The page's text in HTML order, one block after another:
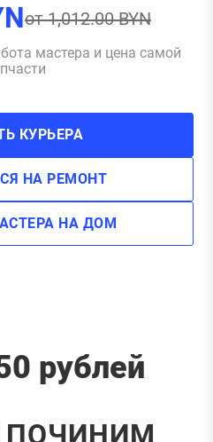
от1,012.00BYN
мастера и цена самой
КУРЬЕРА
НА РЕМОНТ
НА ДОМ
рублей
ПОЧИНИМ